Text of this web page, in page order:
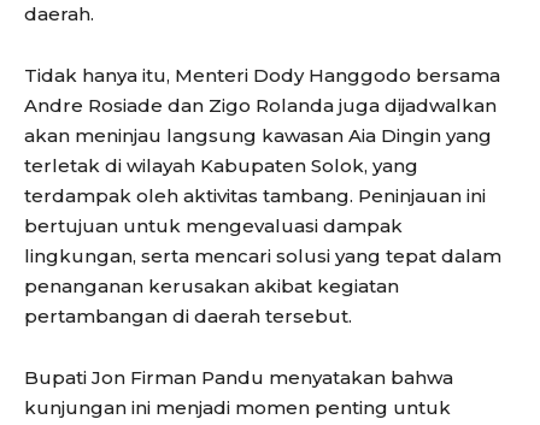
daerah.
Tidak hanya itu, Menteri Dody Hanggodo bersama
Andre Rosiade dan Zigo Rolanda juga dijadwalkan
akan meninjau langsung kawasan Aia Dingin yang
terletak di wilayah Kabupaten Solok, yang
terdampak oleh aktivitas tambang. Peninjauan ini
bertujuan untuk mengevaluasi dampak
lingkungan, serta mencari solusi yang tepat dalam
penanganan kerusakan akibat kegiatan
pertambangan di daerah tersebut.
Bupati Jon Firman Pandu menyatakan bahwa
kunjungan ini menjadi momen penting untuk